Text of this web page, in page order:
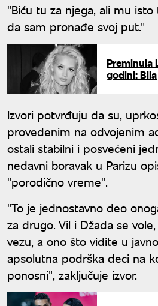
"Biću tu za njega, ali mu
da sam pronađe svoj put."
Preminula
godini:
Izvori potvrđuju da su,
provedenim na odvojenim
ostali stabilni i posvećeni
nedavni boravak u Parizu
"porodično vreme".
"To je jednostavno deo
za drugo. Vil i Džada se
vezu, a ono što vidite u
apsolutna podrška deci na
ponosni", zaključuje izvor.